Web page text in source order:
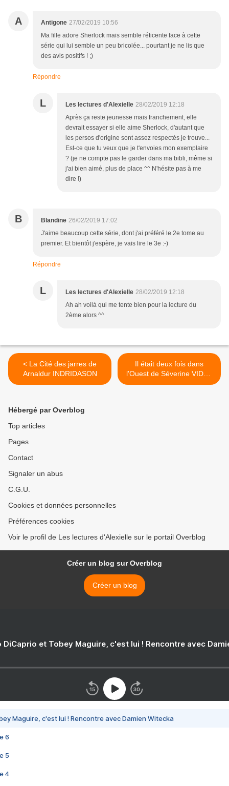
A Antigone 27/02/2019 10:56
Ma fille adore Sherlock mais semble réticente face à cette
série qui lui semble un peu bricolée... pourtant je ne lis que
des avis positifs ! ;)
Répondre
L Les lectures d'Alexielle 28/02/2019 12:18
Après ça reste jeunesse mais franchement, elle
devrait essayer si elle aime Sherlock, d'autant que
les persos d'origine sont assez respectés je trouve...
Est-ce que tu veux que je t'envoies mon exemplaire
? (je ne compte pas le garder dans ma bibli, même si
j'ai bien aimé, plus de place ^^ N'hésite pas à me
dire !)
B Blandine 26/02/2019 17:02
J'aime beaucoup cette série, dont j'ai préféré le 2e tome au
premier. Et bientôt j'espère, je vais lire le 3e :-)
Répondre
L Les lectures d'Alexielle 28/02/2019 12:18
Ah ah voilà qui me tente bien pour la lecture du
2ème alors ^^
< La Cité des jarres de
Arnaldur INDRIDASON
Il était deux fois dans
l'Ouest de Séverine VIDAL
>
Hébergé par Overblog
Top articles
Pages
Contact
Signaler un abus
C.G.U.
Cookies et données personnelles
Préférences cookies
Voir le profil de Les lectures d'Alexielle sur le portail Overblog
Créer un blog sur Overblog
Créer un blog
DiCaprio et Tobey Maguire, c'est lui ! Rencontre avec
Maguire, c'est lui ! Rencontre avec Damien Witecka
6
5
4